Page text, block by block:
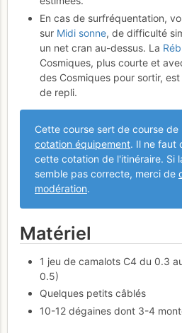
En cas de surfréquentation,
sur Midi sonne, de difficulté
un net cran au-dessus. La
Cosmiques, plus courte et
des Cosmiques pour sortir,
de repli.
Cette course sert de course de
cotation équipement. Il ne faut
cette cotation de l'itinéraire. Si
semble pas correcte, merci de
modération.
Matériel
1 jeu de camalots C4 du 0.3
0.5)
Quelques petits câblés
10-12 dégaines dont 3-4